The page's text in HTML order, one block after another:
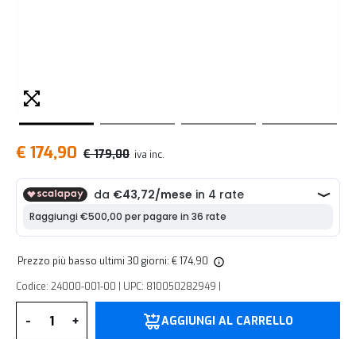
€ 174,90 € 179,00 iva inc.
Prezzo più basso ultimi 30 giorni: € 174,90
Codice: 24000-001-00 | UPC: 810050282949 |
- + AGGIUNGI AL CARRELLO